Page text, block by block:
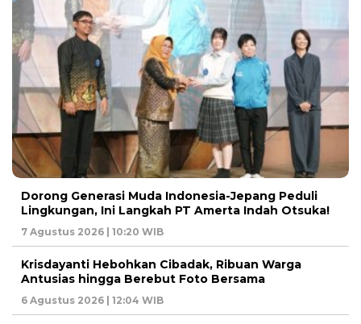
Dorong Generasi Muda Indonesia-Jepang Peduli
Lingkungan, Ini Langkah PT Amerta Indah Otsuka!
7 Agustus 2026 | 10:20 WIB
Krisdayanti Hebohkan Cibadak, Ribuan Warga
Antusias hingga Berebut Foto Bersama
6 Agustus 2026 | 12:04 WIB